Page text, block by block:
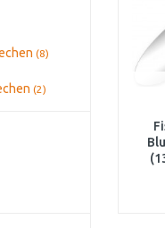
(8)
(2)